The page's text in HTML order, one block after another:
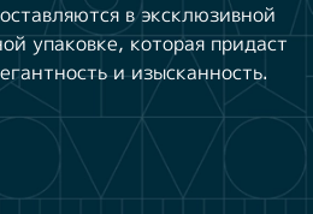
в эксклюзивной
упаковке, которая придаст
и изысканность.